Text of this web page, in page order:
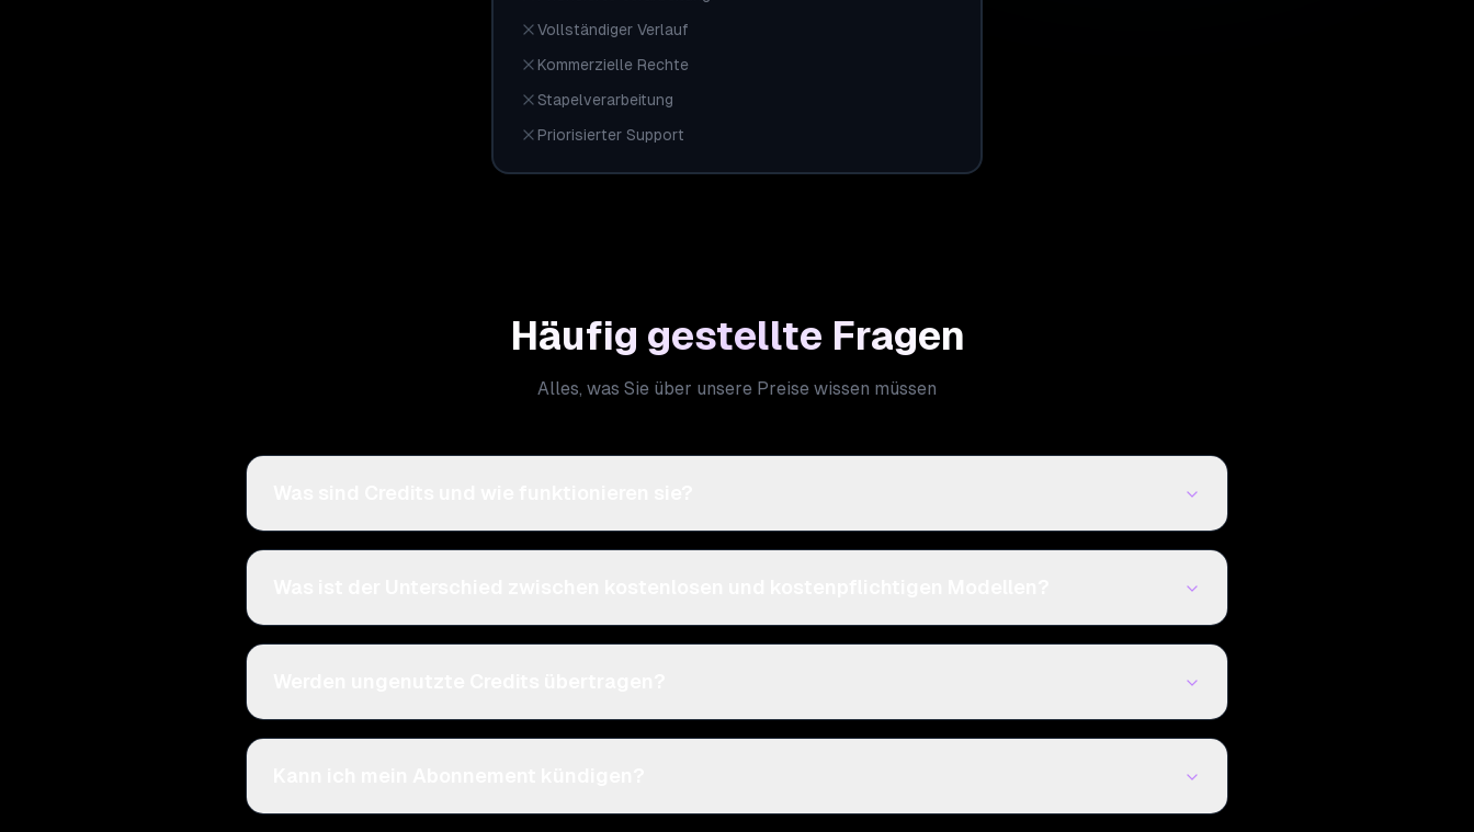
Vollständiger Verlauf
Kommerzielle Rechte
Stapelverarbeitung
Priorisierter Support
Häufig gestellte Fragen
Alles, was Sie über unsere Preise wissen müssen